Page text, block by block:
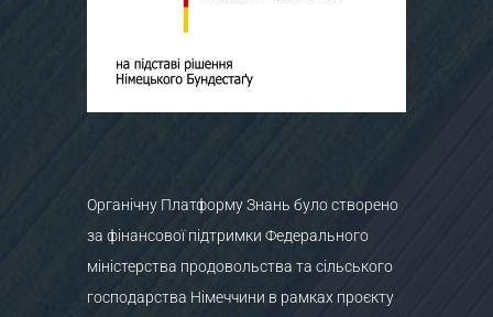
Органічну Платформу Знань було створено
за фінансової підтримки Федерального
міністерства продовольства та сільського
господарства Німеччини в рамках проєкту